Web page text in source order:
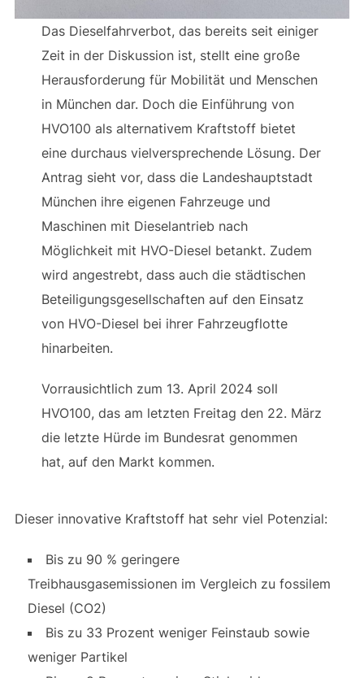
Das Dieselfahrverbot, das bereits seit einiger
Zeit in der Diskussion ist, stellt eine große
Herausforderung für Mobilität und Menschen
in München dar. Doch die Einführung von
HVO100 als alternativem Kraftstoff bietet
eine durchaus vielversprechende Lösung. Der
Antrag sieht vor, dass die Landeshauptstadt
München ihre eigenen Fahrzeuge und
Maschinen mit Dieselantrieb nach
Möglichkeit mit HVO-Diesel betankt. Zudem
wird angestrebt, dass auch die städtischen
Beteiligungsgesellschaften auf den Einsatz
von HVO-Diesel bei ihrer Fahrzeugflotte
hinarbeiten.
Vorrausichtlich zum 13. April 2024 soll
HVO100, das am letzten Freitag den 22. März
die letzte Hürde im Bundesrat genommen
hat, auf den Markt kommen.
Dieser innovative Kraftstoff hat sehr viel Potenzial:
Bis zu 90 % geringere
Treibhausgasemissionen im Vergleich zu fossilem
Diesel (CO2)
Bis zu 33 Prozent weniger Feinstaub sowie
weniger Partikel